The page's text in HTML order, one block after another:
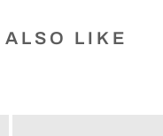
ALSO LIKE